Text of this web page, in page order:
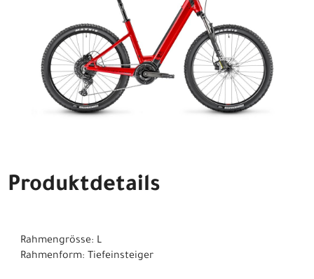
Produktdetails
Rahmengrösse: L
Rahmenform: Tiefeinsteiger